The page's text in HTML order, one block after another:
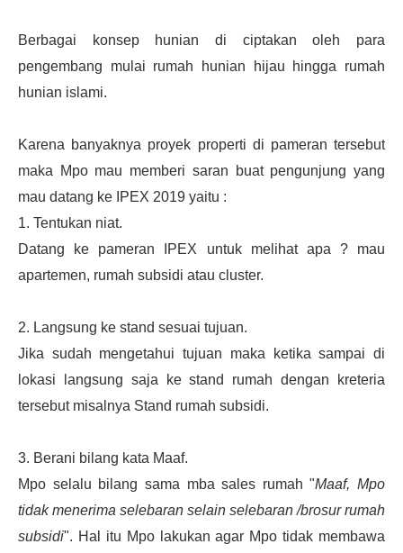
Berbagai konsep hunian di ciptakan oleh para
pengembang mulai rumah hunian hijau hingga rumah
hunian islami.
Karena banyaknya proyek properti di pameran tersebut
maka Mpo mau memberi saran buat pengunjung yang
mau datang ke IPEX 2019 yaitu :
1. Tentukan niat.
Datang ke pameran IPEX untuk melihat apa ? mau
apartemen, rumah subsidi atau cluster.
2. Langsung ke stand sesuai tujuan.
Jika sudah mengetahui tujuan maka ketika sampai di
lokasi langsung saja ke stand rumah dengan kreteria
tersebut misalnya Stand rumah subsidi.
3. Berani bilang kata Maaf.
Mpo selalu bilang sama mba sales rumah "Maaf, Mpo
tidak menerima selebaran selain selebaran /brosur rumah
subsidi". Hal itu Mpo lakukan agar Mpo tidak membawa